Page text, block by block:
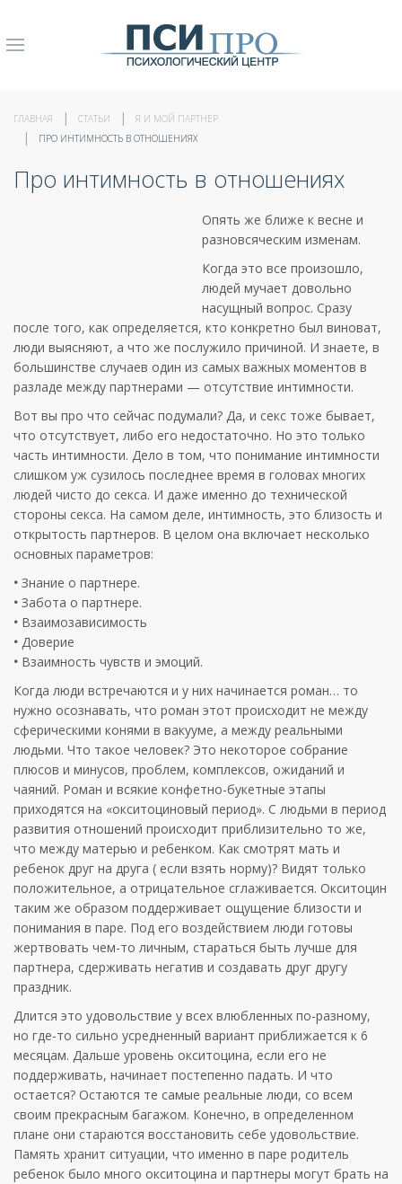
ГЛАВНАЯ СТАТЬИ
Я И МОЙ ПАРТНЕР
ПРО ИНТИМНОСТЬ В ОТНОШЕНИЯХ
Про интимность в отношениях
Опять же ближе к весне и
разновсяческим изменам.
Когда это все произошло,
людей мучает довольно
насущный вопрос. Сразу
после того, как определяется, кто конкретно был виноват,
люди выясняют, а что же послужило причиной. И знаете, в
большинстве случаев один из самых важных моментов в
разладе между партнерами — отсутствие интимности.
Вот вы про что сейчас подумали? Да, и секс тоже бывает,
что отсутствует, либо его недостаточно. Но это только
часть интимности. Дело в том, что понимание интимности
слишком уж сузилось последнее время в головах многих
людей чисто до секса. И даже именно до технической
стороны секса. На самом деле, интимность, это близость и
открытость партнеров. В целом она включает несколько
основных параметров:
• Знание о партнере.
• Забота о партнере.
• Взаимозависимость
• Доверие
• Взаимность чувств и эмоций.
Когда люди встречаются и у них начинается роман… то
нужно осознавать, что роман этот происходит не между
сферическими конями в вакууме, а между реальными
людьми. Что такое человек? Это некоторое собрание
плюсов и минусов, проблем, комплексов, ожиданий и
чаяний. Роман и всякие конфетно-букетные этапы
приходятся на «окситоциновый период». С людьми в период
развития отношений происходит приблизительно то же,
что между матерью и ребенком. Как смотрят мать и
ребенок друг на друга ( если взять норму)? Видят только
положительное, а отрицательное сглаживается. Окситоцин
таким же образом поддерживает ощущение близости и
понимания в паре. Под его воздействием люди готовы
жертвовать чем-то личным, стараться быть лучше для
партнера, сдерживать негатив и создавать друг другу
праздник.
Длится это удовольствие у всех влюбленных по-разному,
но где-то сильно усредненный вариант приближается к 6
месяцам. Дальше уровень окситоцина, если его не
поддерживать, начинает постепенно падать. И что
остается? Остаются те самые реальные люди, со всем
своим прекрасным багажом. Конечно, в определенном
плане они стараются восстановить себе удовольствие.
Память хранит ситуации, что именно в паре родитель
ребенок было много окситоцина и партнеры могут брать на